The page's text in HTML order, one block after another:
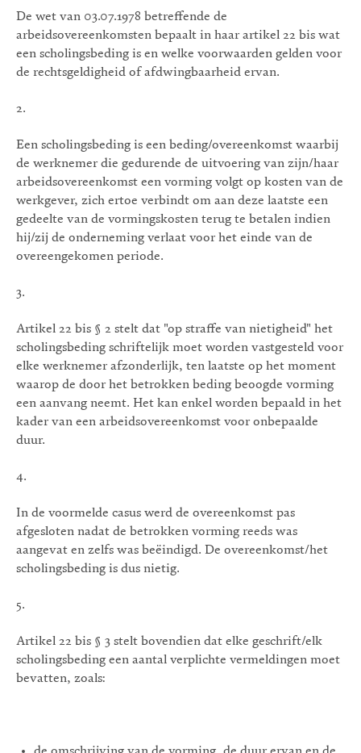
De wet van 03.07.1978 betreffende de
arbeidsovereenkomsten bepaalt in haar artikel 22 bis wat
een scholingsbeding is en welke voorwaarden gelden voor
de rechtsgeldigheid of afdwingbaarheid ervan.
2.
Een scholingsbeding is een beding/overeenkomst waarbij
de werknemer die gedurende de uitvoering van zijn/haar
arbeidsovereenkomst een vorming volgt op kosten van de
werkgever, zich ertoe verbindt om aan deze laatste een
gedeelte van de vormingskosten terug te betalen indien
hij/zij de onderneming verlaat voor het einde van de
overeengekomen periode.
3.
Artikel 22 bis § 2 stelt dat "op straffe van nietigheid" het
scholingsbeding schriftelijk moet worden vastgesteld voor
elke werknemer afzonderlijk, ten laatste op het moment
waarop de door het betrokken beding beoogde vorming
een aanvang neemt. Het kan enkel worden bepaald in het
kader van een arbeidsovereenkomst voor onbepaalde
duur.
4.
In de voormelde casus werd de overeenkomst pas
afgesloten nadat de betrokken vorming reeds was
aangevat en zelfs was beëindigd. De overeenkomst/het
scholingsbeding is dus nietig.
5.
Artikel 22 bis § 3 stelt bovendien dat elke geschrift/elk
scholingsbeding een aantal verplichte vermeldingen moet
bevatten, zoals: